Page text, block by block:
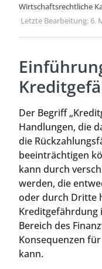
Wirtschaftsrechtliche
·Letzte Bearbeitung: 6.
Der Begriff
Handlungen, die
die
beeinträchtigen
kann durch
werden, die
oder durch Dritte
Kreditgefährdung
Bereich des
Konsequenzen
kann.